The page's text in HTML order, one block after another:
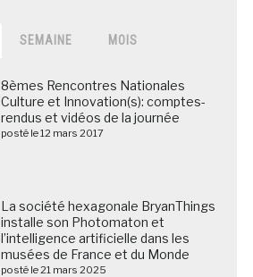
SEMAINE MOIS
8èmes Rencontres Nationales
Culture et Innovation(s): comptes-
rendus et vidéos de la journée
posté le 12 mars 2017
La société hexagonale BryanThings
installe son Photomaton et
l’intelligence artificielle dans les
musées de France et du Monde
posté le 21 mars 2025